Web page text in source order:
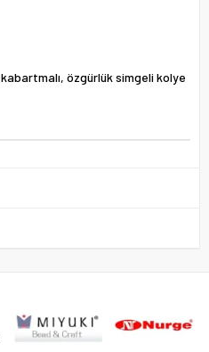
özgürlük simgeli kolye